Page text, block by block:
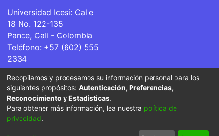
Universidad Icesi: Calle
18 No. 122-135
Pance, Cali - Colombia
Teléfono: +57 (602) 555
2334
ventanillaunica@icesi.edu.co
La Universidad Icesi es una Institución de Educación
Superior que se encuentra sujeta a inspección y vigilancia
por parte del Ministerio de Educación Nacional.
Recopilamos y procesamos su información personal para los
siguientes propósitos: Autenticación, Preferencias,
Reconocimiento y Estadísticas.
Para obtener más información, lea nuestra política de
privacidad.